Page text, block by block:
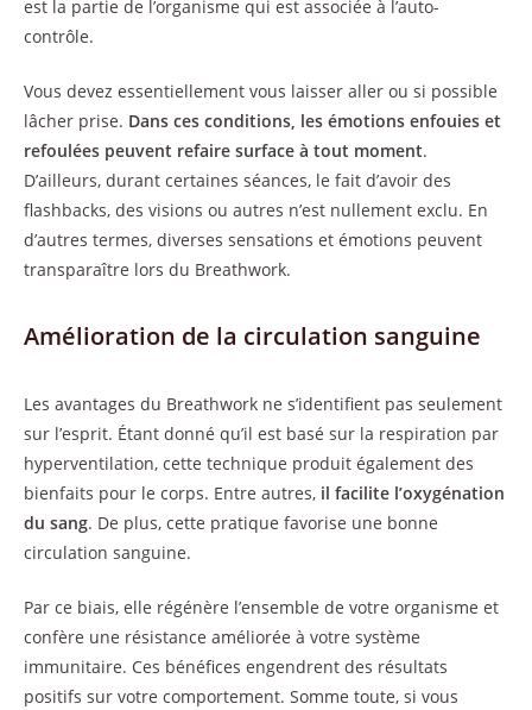
est la partie de l’organisme qui est associée à l’auto-
contrôle.
Vous devez essentiellement vous laisser aller ou si possible
lâcher prise. Dans ces conditions, les émotions enfouies et
refoulées peuvent refaire surface à tout moment.
D’ailleurs, durant certaines séances, le fait d’avoir des
flashbacks, des visions ou autres n’est nullement exclu. En
d’autres termes, diverses sensations et émotions peuvent
transparaître lors du Breathwork.
Amélioration de la circulation sanguine
Les avantages du Breathwork ne s’identifient pas seulement
sur l’esprit. Étant donné qu’il est basé sur la respiration par
hyperventilation, cette technique produit également des
bienfaits pour le corps. Entre autres, il facilite l’oxygénation
du sang. De plus, cette pratique favorise une bonne
circulation sanguine.
Par ce biais, elle régénère l’ensemble de votre organisme et
confère une résistance améliorée à votre système
immunitaire. Ces bénéfices engendrent des résultats
positifs sur votre comportement. Somme toute, si vous